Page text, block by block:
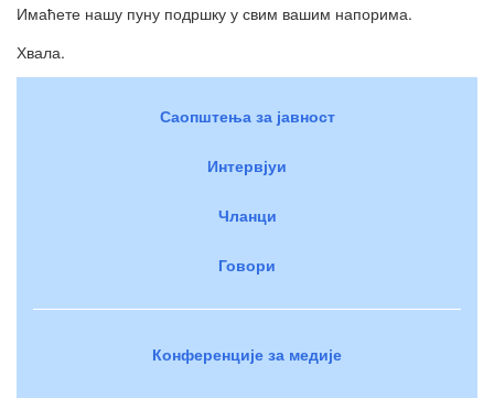
Имаћете нашу пуну подршку у свим вашим напорима.
Хвала.
Саопштења за јавност
Интервјуи
Чланци
Говори
Конференције за медије